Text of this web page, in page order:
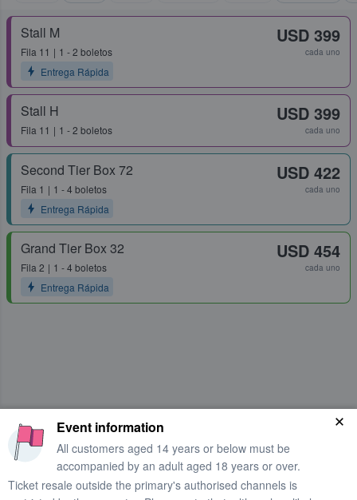
Stall M
Fila 11
1 - 2 boletos
Entrega Rápida
USD 399
cada uno
Stall H
Fila 11 1 - 2 boletos
USD 399
cada uno
Second Tier Box 72
Fila 1
1 - 4 boletos
Entrega Rápida
USD 422
cada uno
Grand Tier Box 32
Fila 2
1 - 4 boletos
Entrega Rápida
USD 454
cada uno
Event information
All customers aged 14 years or below must be
accompanied by an adult aged 18 years or over.
Ticket resale outside the primary's authorised channels is